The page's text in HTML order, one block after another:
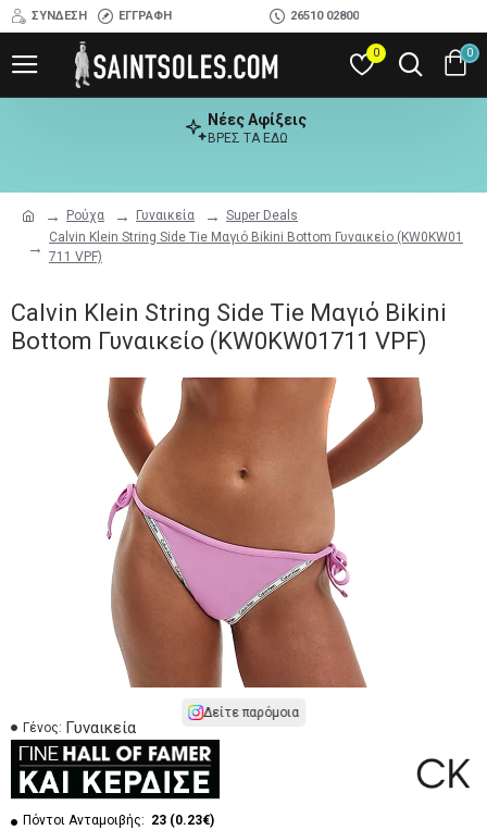
ΣΎΝΔΕΣΗ ΕΓΓΡΑΦΉ 26510 02800
0 0
Ρούχα Γυναικεία
Super Deals
Calvin Klein String Side Tie Μαγιό Bikini Bottom Γυναικείο (KW0KW01
711 VPF)
Νέες Αφίξεις
ΒΡΕΣ ΤΑ ΕΔΩ
Calvin Klein String Side Tie Μαγιό Bikini
Bottom Γυναικείο (KW0KW01711 VPF)
Δείτε παρόμοια
Γένος: Γυναικεία
Πόντοι Ανταμοιβής: 23 (0.23€)